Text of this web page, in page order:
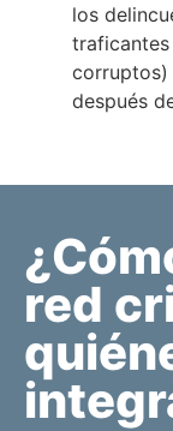
los
corruptos)
después
red